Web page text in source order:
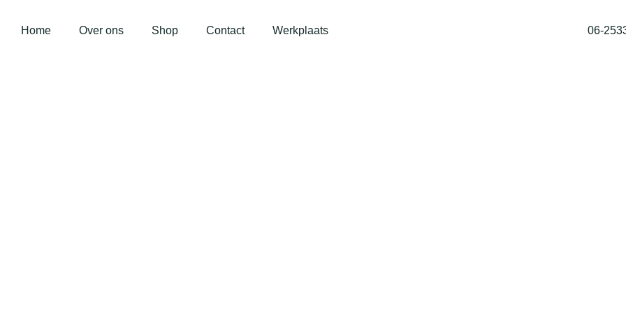
Home Over ons Shop Contact Werkplaats 06-